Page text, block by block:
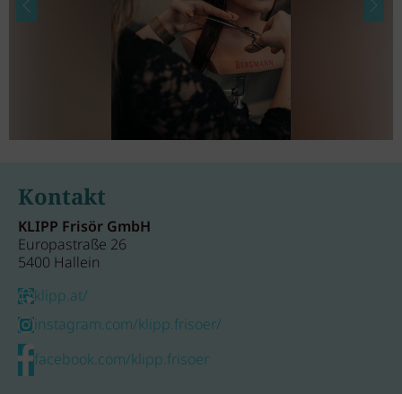
Kontakt
KLIPP Frisör GmbH
Europastraße 26
5400 Hallein
klipp.at/
instagram.com/klipp.frisoer/
facebook.com/klipp.frisoer